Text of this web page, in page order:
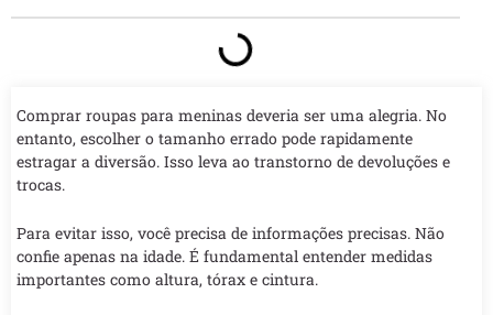
Comprar roupas para meninas deveria ser uma alegria. No
entanto, escolher o tamanho errado pode rapidamente
estragar a diversão. Isso leva ao transtorno de devoluções e
trocas.
Para evitar isso, você precisa de informações precisas. Não
confie apenas na idade. É fundamental entender medidas
importantes como altura, tórax e cintura.